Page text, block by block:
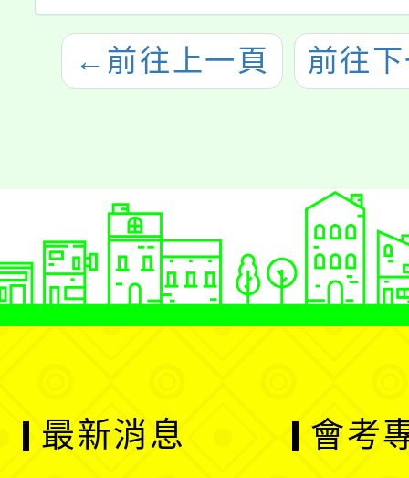
← 前往上一頁 前往
最新消息 會考